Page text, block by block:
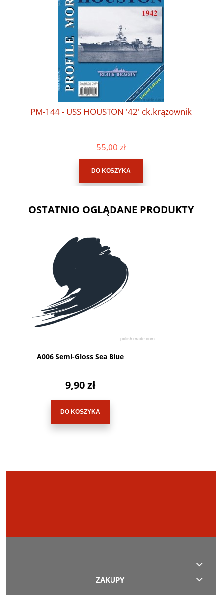
PM-144 - USS HOUSTON '42' ck.krążownik
55,00 zł
DO KOSZYKA
OSTATNIO OGLĄDANE PRODUKTY
A006 Semi-Gloss Sea Blue
9,90 zł
DO KOSZYKA
ZAKUPY